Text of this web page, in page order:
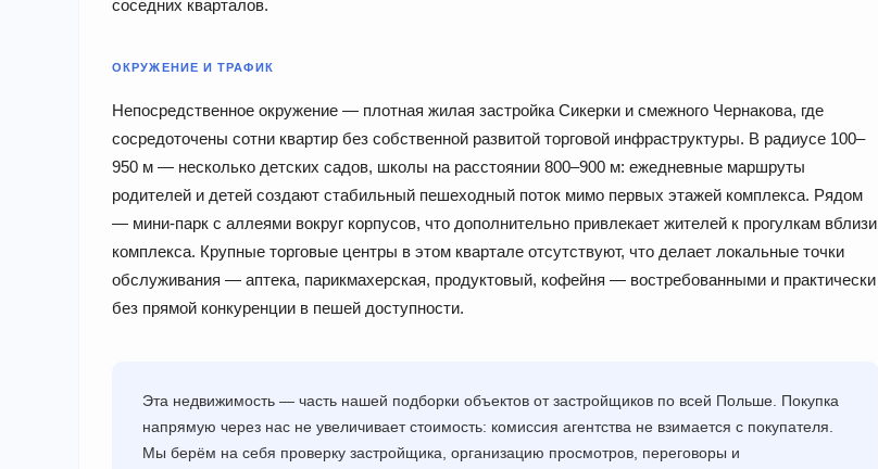
соседних кварталов.
ОКРУЖЕНИЕ И ТРАФИК
Непосредственное окружение — плотная жилая застройка Сикерки и смежного Чернакова, где
сосредоточены сотни квартир без собственной развитой торговой инфраструктуры. В радиусе 100–
950 м — несколько детских садов, школы на расстоянии 800–900 м: ежедневные маршруты
родителей и детей создают стабильный пешеходный поток мимо первых этажей комплекса. Рядом
— мини-парк с аллеями вокруг корпусов, что дополнительно привлекает жителей к прогулкам вблизи
комплекса. Крупные торговые центры в этом квартале отсутствуют, что делает локальные точки
обслуживания — аптека, парикмахерская, продуктовый, кофейня — востребованными и практически
без прямой конкуренции в пешей доступности.
Эта недвижимость — часть нашей подборки объектов от застройщиков по всей Польше. Покупка
напрямую через нас не увеличивает стоимость: комиссия агентства не взимается с покупателя.
Мы берём на себя проверку застройщика, организацию просмотров, переговоры и